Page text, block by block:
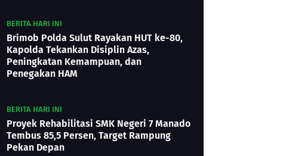
BERITA HARI INI
Brimob Polda Sulut Rayakan HUT ke-80,
Kapolda Tekankan Disiplin Azas,
Peningkatan Kemampuan, dan
Penegakan HAM
BERITA HARI INI
Proyek Rehabilitasi SMK Negeri 7 Manado
Tembus 85,5 Persen, Target Rampung
Pekan Depan